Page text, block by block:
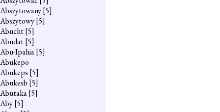
Abszytowany[5]
Abszytowy[5]
Abucht[5]
Abudat[5]
Abu-Ipahia[5]
Abukepo
Abukeps [5]
Abukesb [5]
Abutaka[5]
Aby[5]